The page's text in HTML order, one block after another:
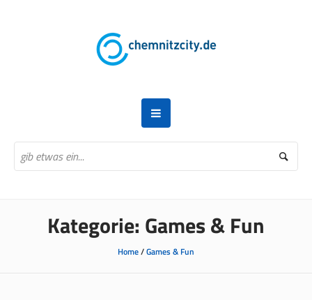
Kategorie: Games & Fun
Home/Games & Fun